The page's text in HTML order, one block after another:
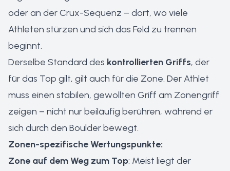
oder an der Crux-Sequenz – dort, wo viele
Athleten stürzen und sich das Feld zu trennen
beginnt.
Derselbe Standard des kontrollierten Griffs, der
für das Top gilt, gilt auch für die Zone. Der Athlet
muss einen stabilen, gewollten Griff am Zonengriff
zeigen – nicht nur beiläufig berühren, während er
sich durch den Boulder bewegt.
Zonen-spezifische Wertungspunkte:
Zone auf dem Weg zum Top: Meist liegt der